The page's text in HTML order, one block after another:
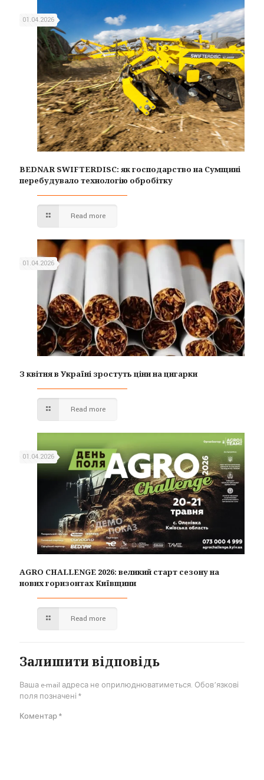
01.04.2026
BEDNAR SWIFTERDISC: як господарство на Сумщині
перебудувало технологію обробітку
Read more
01.04.2026
З квітня в Україні зростуть ціни на цигарки
Read more
01.04.2026
AGRO CHALLENGE 2026: великий старт сезону на
нових горизонтах Київщини
Read more
Залишити відповідь
Ваша e-mail адреса не оприлюднюватиметься. Обов’язкові
поля позначені *
Коментар*